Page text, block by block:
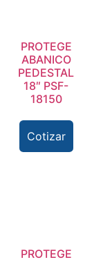
PROTEGE
ABANICO
PEDESTAL
18″ PSF-
18150
Cotizar
PROTEGE